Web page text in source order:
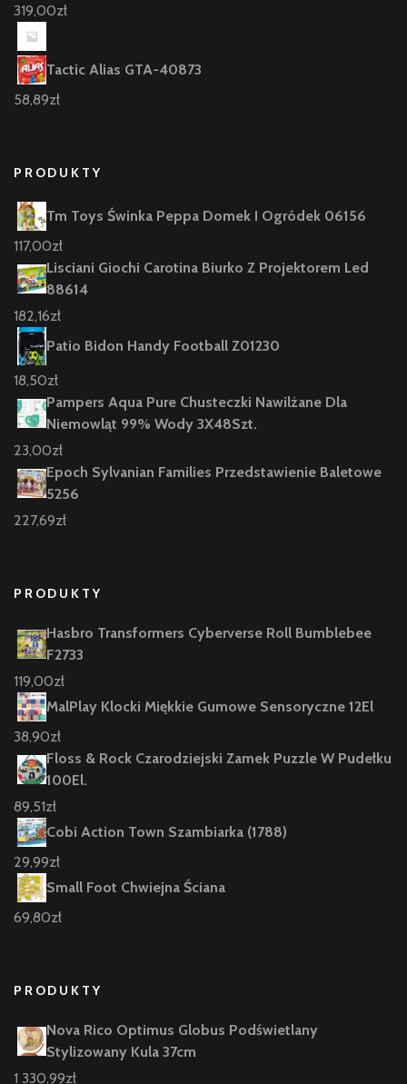
319,00zł
Tactic Alias GTA-40873
58,89zł
PRODUKTY
Tm Toys Świnka Peppa Domek I Ogródek 06156
117,00zł
Lisciani Giochi Carotina Biurko Z Projektorem Led
88614
182,16zł
Patio Bidon Handy Football Z01230
18,50zł
Pampers Aqua Pure Chusteczki Nawilżane Dla
Niemowląt 99% Wody 3X48Szt.
23,00zł
Epoch Sylvanian Families Przedstawienie Baletowe
5256
227,69zł
PRODUKTY
Hasbro Transformers Cyberverse Roll Bumblebee
F2733
119,00zł
MalPlay Klocki Miękkie Gumowe Sensoryczne 12El
38,90zł
Floss & Rock Czarodziejski Zamek Puzzle W Pudełku
100El.
89,51zł
Cobi Action Town Szambiarka (1788)
29,99zł
Small Foot Chwiejna Ściana
69,80zł
PRODUKTY
Nova Rico Optimus Globus Podświetlany
Stylizowany Kula 37cm
1 330,99zł